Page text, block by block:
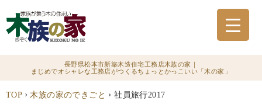
長野県松本市新築木造住宅工務店木族の家｜
まじめでオシャレな工務店がつくるちょっとかっこいい「木の家」
TOP › 木族の家のできごと › 社員旅行2017